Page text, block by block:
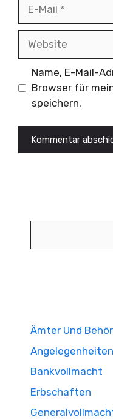
Mail
Name, E-Mail-
Browser für
speichern.
Ämter Und
Bankvollmacht
Erbschaften